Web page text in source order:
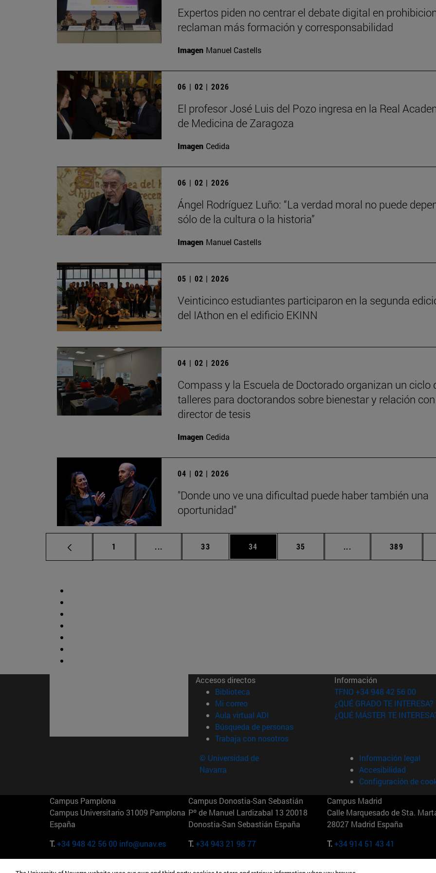
Expertos piden no centrar el debate digital en
reclaman más formación y corresponsabilidad
Imagen Manuel Castells
06 | 02 | 2026
El profesor José Luis del Pozo ingresa en la Real
de Medicina de Zaragoza
Imagen Cedida
06 | 02 | 2026
Ángel Rodríguez Luño: “La verdad moral no puede
sólo de la cultura o la historia”
Imagen Manuel Castells
05 | 02 | 2026
Veinticinco estudiantes participaron en la segunda
del IAthon en el edificio EKINN
04 | 02 | 2026
Compass y la Escuela de Doctorado organizan un ciclo
talleres para doctorandos sobre bienestar y relación
director de tesis
Imagen Cedida
04 | 02 | 2026
"Donde uno ve una dificultad puede haber también una
oportunidad"
Página
1 ... Páginas intermedias Use TAB para desplazarse.
Página
33 Página
34 Página
35 ... Páginas intermedias
Página
389
Accesos directos
Biblioteca (abre en nueva ventana)
Mi correo(abre en nueva ventana)
Aula virtual ADI (abre en nueva ventana)
Búsqueda de personas(abre en nueva ventana)
Trabaja con nosotros(abre en nueva ventana)
Información
TFNO +34 948 42 56 00
¿QUÉ GRADO TE INTERESA?
¿QUÉ MÁSTER TE
© Universidad de
Navarra
Información legal
Accesibilidad
Configuración de
Campus Pamplona
Campus Universitario 31009 Pamplona
España
T.+34 948 42 56 00 info@unav.es
Campus Donostia-San Sebastián
Pº de Manuel Lardizabal 13 20018
Donostia-San Sebastián España
T.+34 943 21 98 77
Campus Madrid
Calle Marquesado de Sta.
28027 Madrid España
T.+34 914 51 43 41